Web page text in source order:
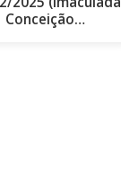
Conceição…